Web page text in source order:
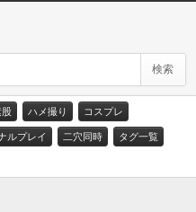
股 ハメ撮り コスプレ
ルプレイ 二穴同時 タグ一覧